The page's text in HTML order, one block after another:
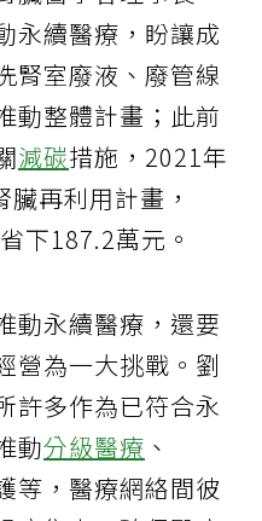
永續醫療，盼讓成
腎室廢液、廢管線
動整體計畫；此前
減碳措施，2021年
再利用計畫，
下187.2萬元。
動永續醫療，還要
營為一大挑戰。劉
許多作為已符合永
動分級醫療 、
等，醫療網絡間彼